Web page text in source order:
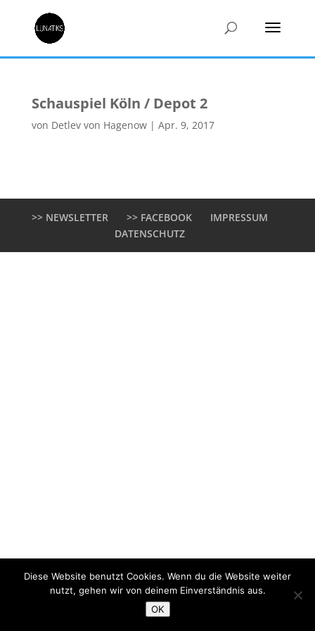
Schauspiel Köln / Depot 2
von Detlev von Hagenow| Apr. 9, 2017
>> NEWSLETTER >> FACEBOOK
IMPRESSUM
DATENSCHUTZ
Diese Website benutzt Cookies. Wenn du die Website weiter
nutzt, gehen wir von deinem Einverständnis aus.
OK